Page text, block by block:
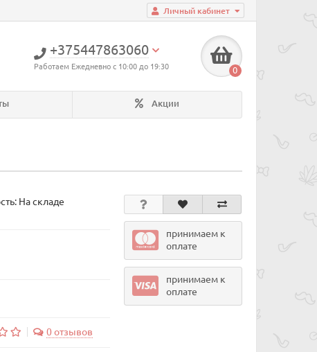
Личный кабинет
+375447863060
Работаем Ежедневно с 10:00 до 19:30 0
Акции
На складе
0 отзывов
принимаем к
оплате
принимаем к
оплате